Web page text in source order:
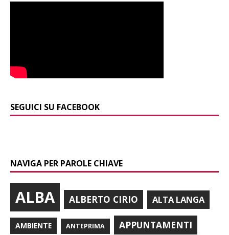
SEGUICI SU FACEBOOK
NAVIGA PER PAROLE CHIAVE
ALBA ALBERTO CIRIO ALTA LANGA
AMBIENTE ANTEPRIMA APPUNTAMENTI